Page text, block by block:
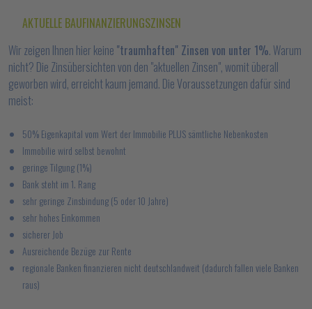
AKTUELLE BAUFINANZIERUNGSZINSEN
Wir zeigen Ihnen hier keine "traumhaften" Zinsen von unter 1%. Warum
nicht? Die Zinsübersichten von den "aktuellen Zinsen", womit überall
geworben wird, erreicht kaum jemand. Die Voraussetzungen dafür sind
meist:
50% Eigenkapital vom Wert der Immobilie PLUS sämtliche Nebenkosten
Immobilie wird selbst bewohnt
geringe Tilgung (1%)
Bank steht im 1. Rang
sehr geringe Zinsbindung (5 oder 10 Jahre)
sehr hohes Einkommen
sicherer Job
Ausreichende Bezüge zur Rente
regionale Banken finanzieren nicht deutschlandweit (dadurch fallen viele Banken
raus)